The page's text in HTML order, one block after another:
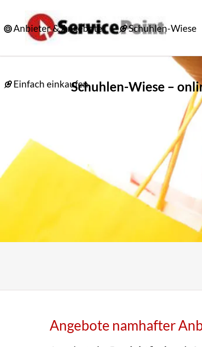
Anbieter & Angebote Schuhlen-Wiese
Einfach einkaufenSchuhlen-Wiese –
Angebote namhafter